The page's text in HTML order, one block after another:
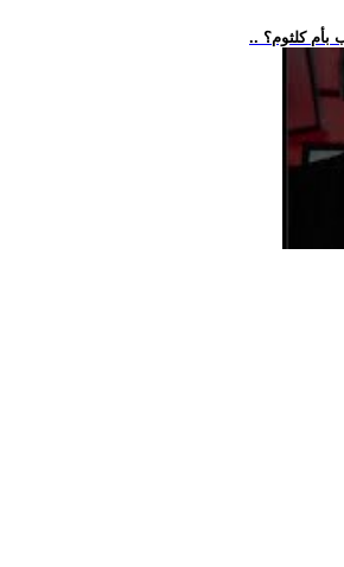
بأم كلثوم؟